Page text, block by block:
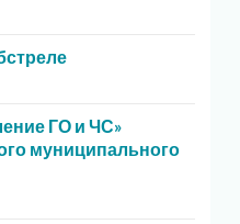
ГО и ЧС»
муниципального